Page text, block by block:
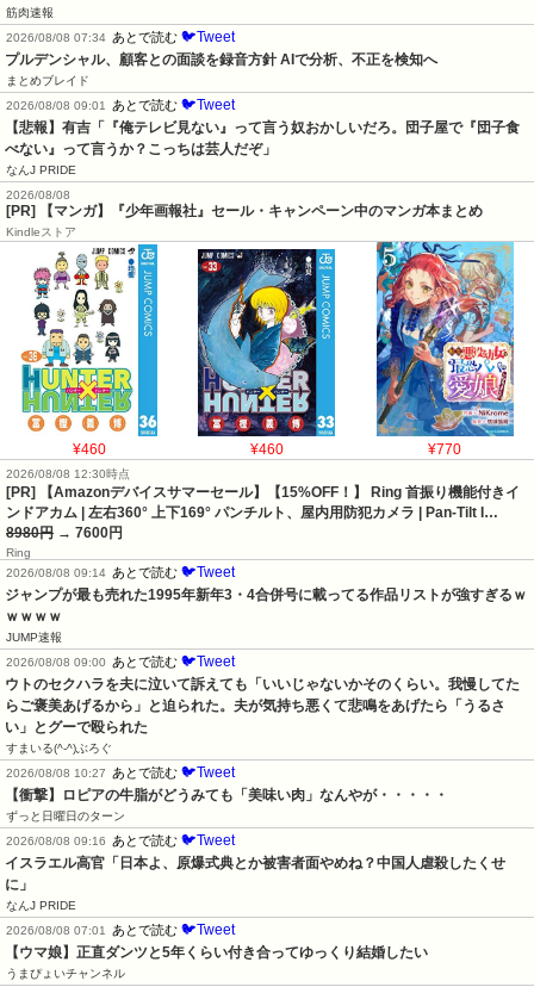
筋肉速報
2026/08/08 07:34 あとで読む 🐦Tweet
プルデンシャル、顧客との面談を録音方針 AIで分析、不正を検知へ
まとめブレイド
2026/08/08 09:01
あとで読む 🐦Tweet
【悲報】有吉「『俺テレビ見ない』って言う奴おかしいだろ。団子屋で『団子食
べない』って言うか？こっちは芸人だぞ」
なんJ PRIDE
2026/08/08
[PR] 【マンガ】『少年画報社』セール・キャンペーン中のマンガ本まとめ
Kindleストア
¥460 ¥460 ¥770
2026/08/08 12:30時点
[PR] 【Amazonデバイスサマーセール】【15%OFF！】 Ring 首振り機能付きイ
ンドアカム | 左右360° 上下169° パンチルト、屋内用防犯カメラ | Pan-Tilt I…
8980円 → 7600円
Ring
2026/08/08 09:14 あとで読む 🐦Tweet
ジャンプが最も売れた1995年新年3・4合併号に載ってる作品リストが強すぎるｗ
ｗｗｗｗ
JUMP速報
2026/08/08 09:00
あとで読む 🐦Tweet
ウトのセクハラを夫に泣いて訴えても「いいじゃないかそのくらい。我慢してた
らご褒美あげるから」と迫られた。夫が気持ち悪くて悲鳴をあげたら「うるさ
い」とグーで殴られた
すまいる(^-^)ぶろぐ
2026/08/08 10:27
あとで読む 🐦Tweet
【衝撃】ロピアの牛脂がどうみても「美味い肉」なんやが・・・・・
ずっと日曜日のターン
2026/08/08 09:16
あとで読む 🐦Tweet
イスラエル高官「日本よ、原爆式典とか被害者面やめね？中国人虐殺したくせ
に」
なんJ PRIDE
2026/08/08 07:01
あとで読む 🐦Tweet
【ウマ娘】正直ダンツと5年くらい付き合ってゆっくり結婚したい
うまぴょいチャンネル